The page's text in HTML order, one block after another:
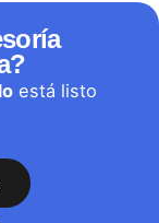
está listo